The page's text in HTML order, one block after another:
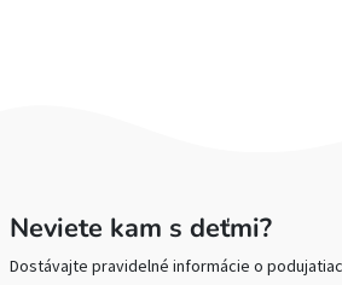
Neviete kam s deťmi?
Dostávajte pravidelné informácie o